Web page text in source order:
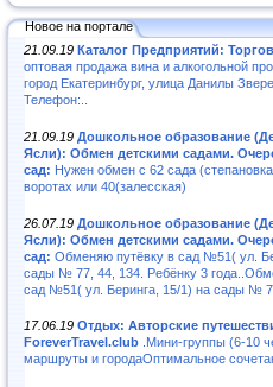
Новое на портале
21.09.19 Каталог Предприятий:
оптовая продажа вина и алкогольной
город Екатеринбург, улица Данилы
Телефон:..
21.09.19 Дошкольное образование
Ясли): Обмен детскими садами.
сад: Нужен обмен с 62 сада
воротах или 40(залесская)
26.07.19 Дошкольное образование
Ясли): Обмен детскими садами.
сад: Обменяю путёвку в сад №51( ул.
сады № 77, 44, 134. Ребёнку 3
сад №51( ул. Беринга, 15/1) на сады №
17.06.19 Отдых: Авторские
ForeverTravel.club .Мини-группы (6-10
маршруты и городаОптимальное